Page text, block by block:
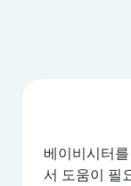
베이비시터
서 도움이 필